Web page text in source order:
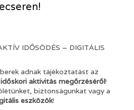
IDŐSÖDÉS – DIGITÁLIS
adnak tájékoztatást az
időskori aktivitás megőrzéséről!
biztonságunkat vagy a
eszközök!